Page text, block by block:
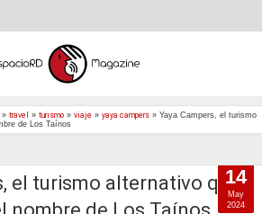
» travel » turismo » viaje » yaya campers » Yaya Campers, el turismo
de Los Taínos
el turismo alternativo que
14
May
2024